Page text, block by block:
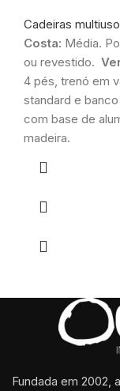
Cadeiras
Costa: Média.
ou revestido.
4 pés, trenó em
standard e
com base de
madeira.
Fundada em 2002,